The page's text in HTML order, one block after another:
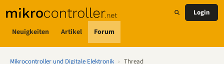
Neuigkeiten Artikel Forum
Login
Mikrocontroller und Digitale Elektronik › Thread